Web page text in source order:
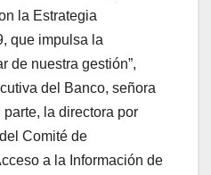
la Estrategia
que impulsa la
de nuestra gestión”,
del Banco, señora
la directora por
Comité de
a la Información de